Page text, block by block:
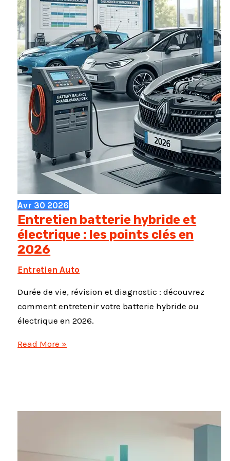
rentable
pour
vous
?
Avr 30 2026
Entretien batterie hybride et
électrique : les points clés en
2026
Entretien Auto
Durée de vie, révision et diagnostic : découvrez
comment entretenir votre batterie hybride ou
électrique en 2026.
Entretien
Read More »